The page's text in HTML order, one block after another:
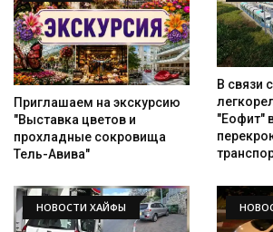
Приглашаем на экскурсию
"Выставка цветов и
прохладные сокровища
Тель-Авива"
В связи
"Еофит"
НОВОСТИ ХАЙФЫ